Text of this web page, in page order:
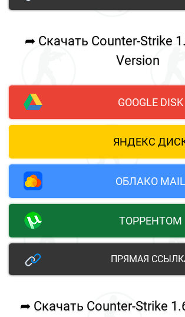
➦ Скачать Counter-Strike
Version
GOOGLE DISK
ЯНДЕКС
ОБЛАКО MAIL
ТОРРЕНТОМ
ПРЯМАЯ
➦ Скачать Counter-Strike